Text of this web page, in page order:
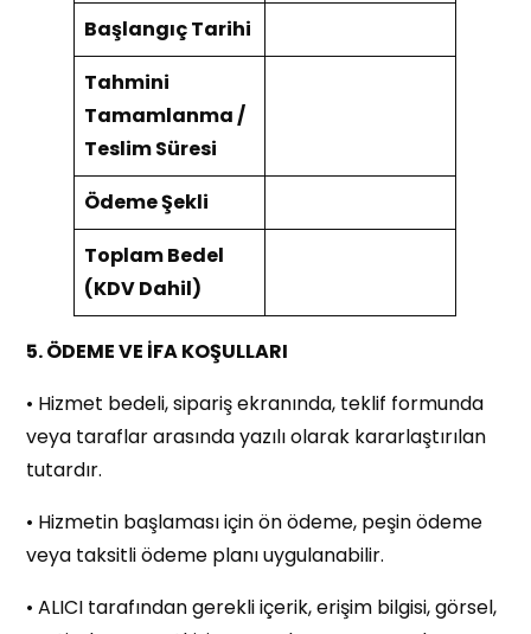
Başlangıç Tarihi
Tahmini
Tamamlanma /
Teslim Süresi
Ödeme Şekli
Toplam Bedel
(KDV Dahil)
5. ÖDEME VE İFA KOŞULLARI
• Hizmet bedeli, sipariş ekranında, teklif formunda
veya taraflar arasında yazılı olarak kararlaştırılan
tutardır.
• Hizmetin başlaması için ön ödeme, peşin ödeme
veya taksitli ödeme planı uygulanabilir.
• ALICI tarafından gerekli içerik, erişim bilgisi, görsel,